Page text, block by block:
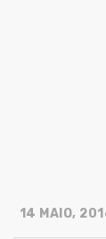
14 MAIO,